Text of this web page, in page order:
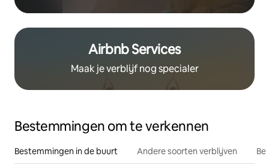
Airbnb Services
Maak je verblijf nog specialer
Bestemmingen om te verkennen
Bestemmingen in de buurt Andere soorten verblijven